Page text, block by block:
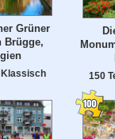
Grüner
Brügge,
Klassisch 150